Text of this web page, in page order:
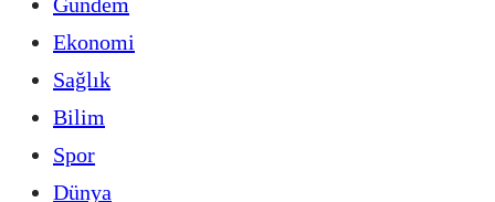
Ekonomi
Sağlık
Bilim
Spor
Dünya